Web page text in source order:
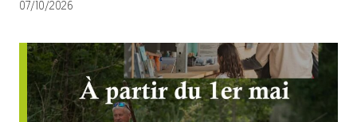
07/10/2026